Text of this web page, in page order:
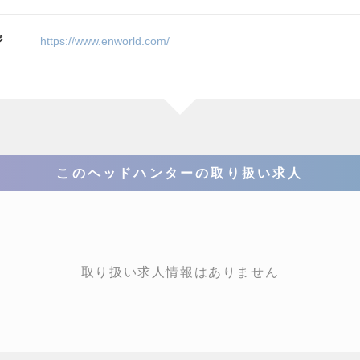
https://www.enworld.com/
このヘッドハンターの取り扱い求人
取り扱い求人情報はありません